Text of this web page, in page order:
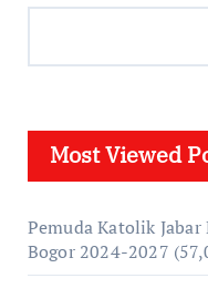
Most Viewed
Pemuda Katolik
Bogor 2024-2027